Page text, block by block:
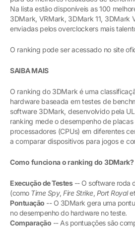
Na lista estão disponíveis as 100
3DMark, VRMark, 3DMark 11, 3DMark
enviadas pelos overclockers mais
O ranking pode ser acessado no site
SAIBA MAIS
O ranking do 3DMark é uma
hardware baseada em testes de
software 3DMark, desenvolvido pela
ranking mede o desempenho de
processadores (CPUs) em diferentes
a comparar dispositivos para jogos e
Como funciona o ranking do 3DMark?
Execução de Testes-- O software roda
(como Time Spy, Fire Strike, Port Royal
Pontuação -- O 3DMark gera uma
no desempenho do hardware no teste.
Comparação -- As pontuações são